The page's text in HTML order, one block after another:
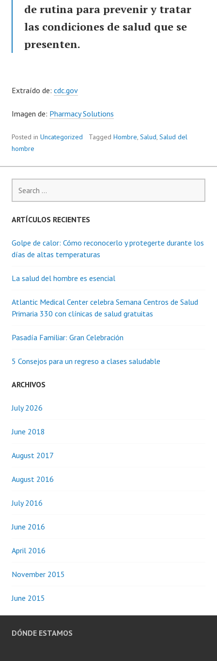
de rutina para prevenir y tratar
las condiciones de salud que se
presenten.
Extraído de: cdc.gov
Imagen de: Pharmacy Solutions
Posted in Uncategorized Tagged Hombre, Salud, Salud del
hombre
for:
ARTÍCULOS RECIENTES
Golpe de calor: Cómo reconocerlo y protegerte durante los
días de altas temperaturas
La salud del hombre es esencial
Atlantic Medical Center celebra Semana Centros de Salud
Primaria 330 con clínicas de salud gratuitas
Pasadía Familiar: Gran Celebración
5 Consejos para un regreso a clases saludable
ARCHIVOS
July 2026
June 2018
August 2017
August 2016
July 2016
June 2016
April 2016
November 2015
June 2015
DÓNDE ESTAMOS